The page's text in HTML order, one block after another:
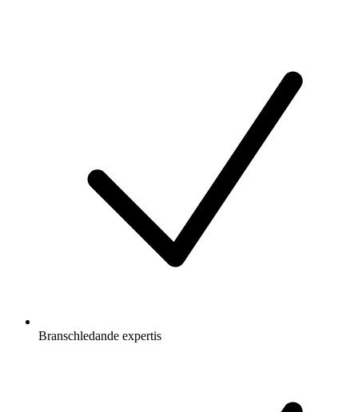
Branschledande expertis